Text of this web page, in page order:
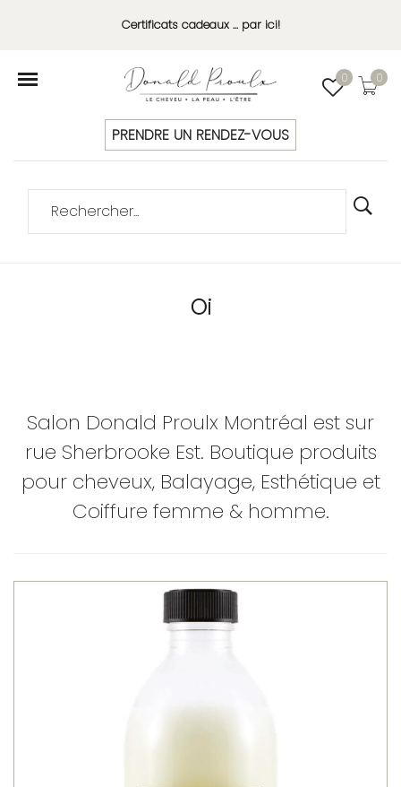
Certificats cadeaux ... par ici!
0 0
PRENDRE UN RENDEZ-VOUS
Oi
Salon Donald Proulx Montréal est sur
rue Sherbrooke Est. Boutique produits
pour cheveux, Balayage, Esthétique et
Coiffure femme & homme.